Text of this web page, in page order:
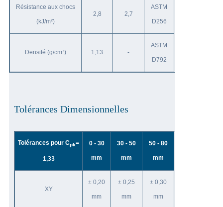
Résistance aux chocs
(kJ/m²)
2,8 2,7
ASTM
D256
Densité (g/cm³) 1,13 -
ASTM
D792
Tolérances Dimensionnelles
Tolérances pour Cpk=
1,33
0 - 30
mm
30 - 50
mm
50 - 80
mm
XY
± 0,20
mm
± 0,25
mm
± 0,30
mm